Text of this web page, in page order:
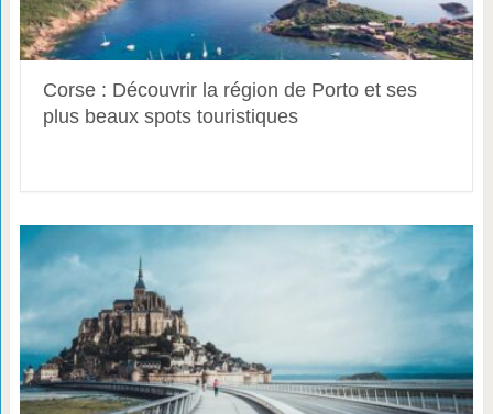
Corse : Découvrir la région de Porto et ses
plus beaux spots touristiques